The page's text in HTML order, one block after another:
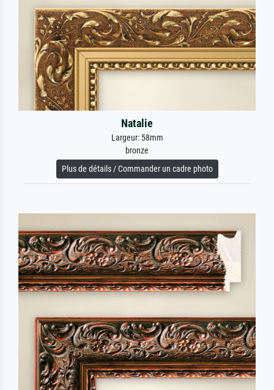
Natalie
Largeur: 58mm
bronze
Plus de détails / Commander un cadre photo